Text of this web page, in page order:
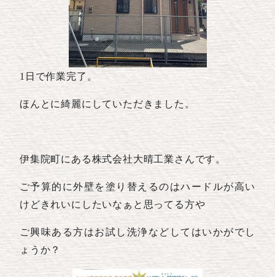
1日で作業完了。
ほんとに綺麗にしていただきました。
伊集院町にある株式会社大晴工業さんです。
ご予算的に外壁を塗り替えるのはハードルが高い
けどきれいにしたいなぁと思ってる方や
ご興味ある方はお試し洗浄などしてはいかがでし
ょうか？